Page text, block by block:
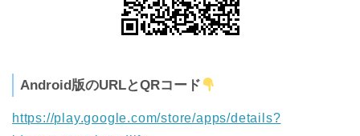
Android版のURLとQRコード
https://play.google.com/store/apps/details?